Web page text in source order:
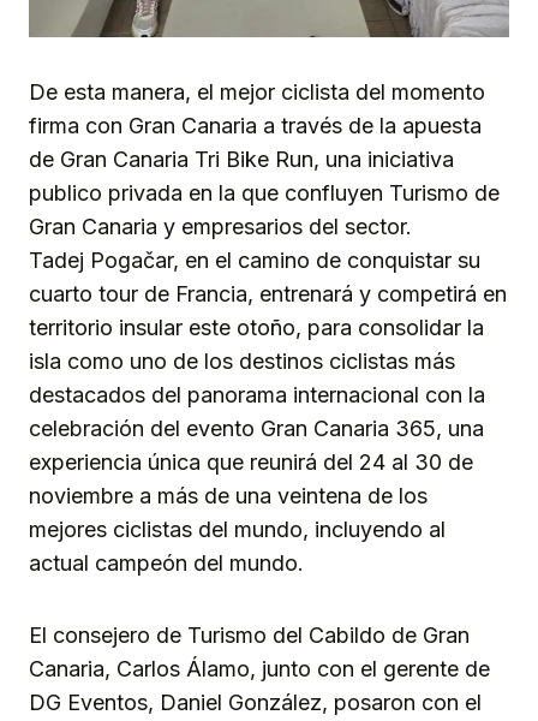
De esta manera, el mejor ciclista del momento
firma con Gran Canaria a través de la apuesta
de Gran Canaria Tri Bike Run, una iniciativa
publico privada en la que confluyen Turismo de
Gran Canaria y empresarios del sector.
Tadej Pogačar, en el camino de conquistar su
cuarto tour de Francia, entrenará y competirá en
territorio insular este otoño, para consolidar la
isla como uno de los destinos ciclistas más
destacados del panorama internacional con la
celebración del evento Gran Canaria 365, una
experiencia única que reunirá del 24 al 30 de
noviembre a más de una veintena de los
mejores ciclistas del mundo, incluyendo al
actual campeón del mundo.
El consejero de Turismo del Cabildo de Gran
Canaria, Carlos Álamo, junto con el gerente de
DG Eventos, Daniel González, posaron con el